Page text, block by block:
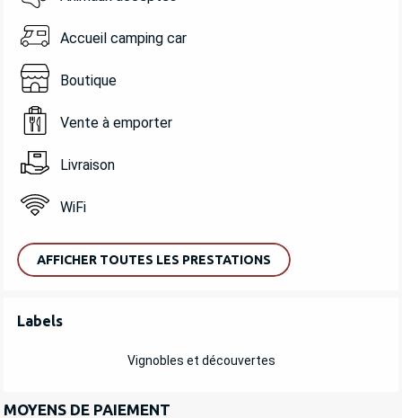
Accueil camping car
Boutique
Vente à emporter
Livraison
WiFi
AFFICHER TOUTES LES PRESTATIONS
OFFRES DE PRESTATIONS
Labels
Labels
Vignobles et découvertes
MOYENS DE PAIEMENT